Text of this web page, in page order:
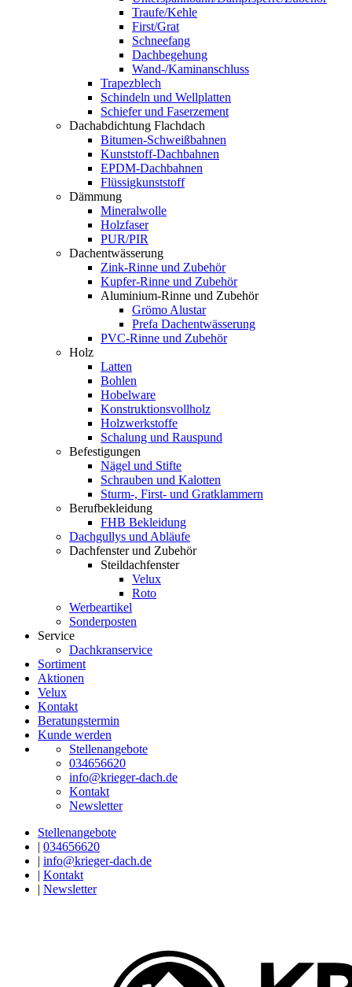
Traufe/Kehle
First/Grat
Schneefang
Dachbegehung
Wand-/Kaminanschluss
Trapezblech
Schindeln und Wellplatten
Schiefer und Faserzement
Dachabdichtung Flachdach
Bitumen-Schweißbahnen
Kunststoff-Dachbahnen
EPDM-Dachbahnen
Flüssigkunststoff
Dämmung
Mineralwolle
Holzfaser
PUR/PIR
Dachentwässerung
Zink-Rinne und Zubehör
Kupfer-Rinne und Zubehör
Aluminium-Rinne und Zubehör
Grömo Alustar
Prefa Dachentwässerung
PVC-Rinne und Zubehör
Holz
Latten
Bohlen
Hobelware
Konstruktionsvollholz
Holzwerkstoffe
Schalung und Rauspund
Befestigungen
Nägel und Stifte
Schrauben und Kalotten
Sturm-, First- und Gratklammern
Berufbekleidung
FHB Bekleidung
Dachgullys und Abläufe
Dachfenster und Zubehör
Steildachfenster
Velux
Roto
Werbeartikel
Sonderposten
Service
Dachkranservice
Sortiment
Aktionen
Velux
Kontakt
Beratungstermin
Kunde werden
Stellenangebote
034656620
info@krieger-dach.de
Kontakt
Newsletter
Stellenangebote
| 034656620
| info@krieger-dach.de
| Kontakt
| Newsletter